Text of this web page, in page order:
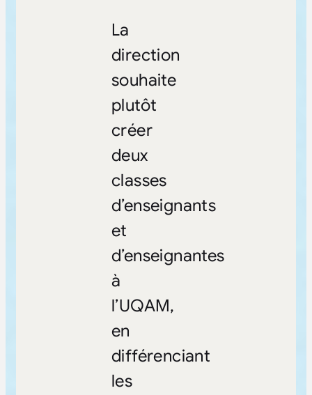
La
direction
souhaite
plutôt
créer
deux
classes
d’enseignants
et
d’enseignantes
à
l’UQAM,
en
différenciant
les